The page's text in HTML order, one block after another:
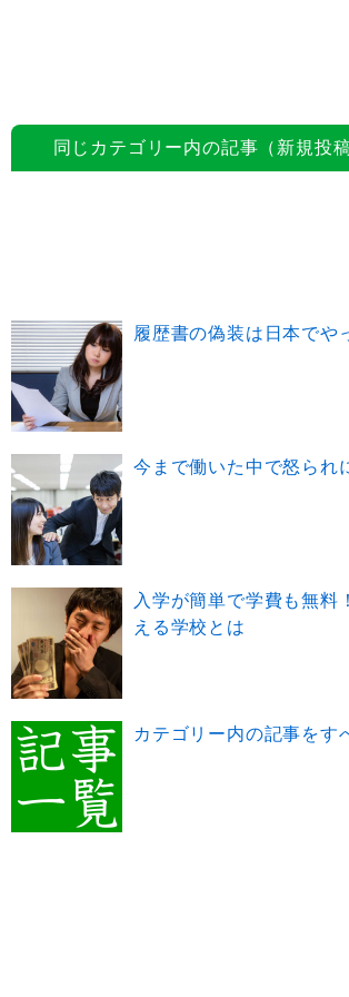
同じカテゴリー内の記事（新規投
履歴書の偽装は日本でや
今まで働いた中で怒られ
入学が簡単で学費も無料
える学校とは
カテゴリー内の記事をす